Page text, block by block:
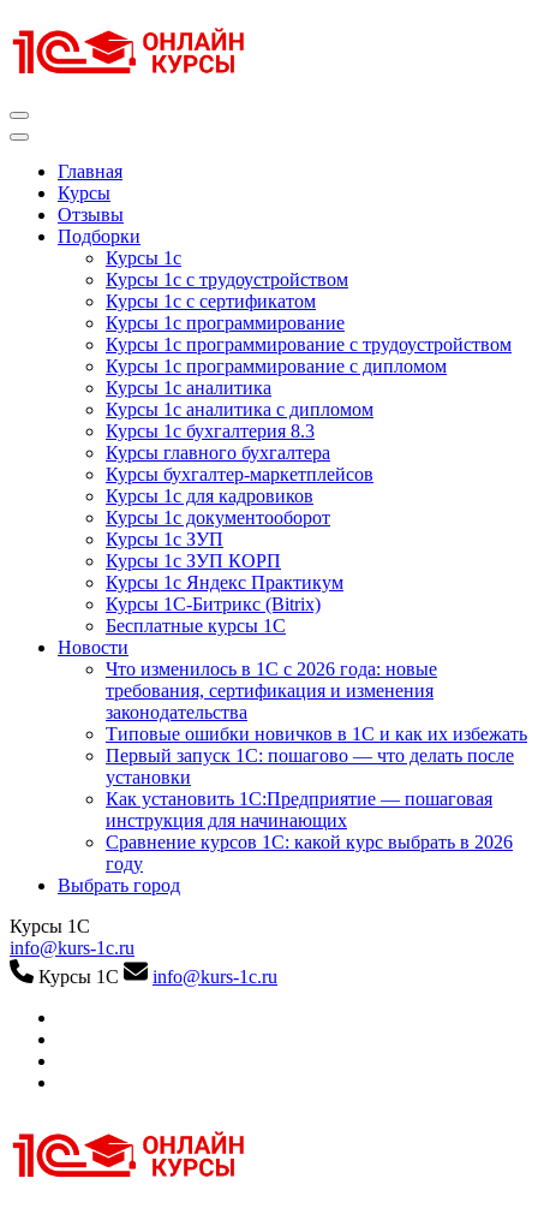
к
содержимому
Главная
Курсы
Отзывы
Подборки
Курсы 1с
Курсы 1с с трудоустройством
Курсы 1с с сертификатом
Курсы 1с программирование
Курсы 1с программирование с трудоустройством
Курсы 1с программирование с дипломом
Курсы 1с аналитика
Курсы 1с аналитика с дипломом
Курсы 1с бухгалтерия 8.3
Курсы главного бухгалтера
Курсы бухгалтер-маркетплейсов
Курсы 1с для кадровиков
Курсы 1с документооборот
Курсы 1с ЗУП
Курсы 1с ЗУП КОРП
Курсы 1с Яндекс Практикум
Курсы 1С-Битрикс (Bitrix)
Бесплатные курсы 1С
Новости
Что изменилось в 1С с 2026 года: новые
требования, сертификация и изменения
законодательства
Типовые ошибки новичков в 1С и как их избежать
Первый запуск 1С: пошагово — что делать после
установки
Как установить 1С:Предприятие — пошаговая
инструкция для начинающих
Сравнение курсов 1С: какой курс выбрать в 2026
году
Выбрать город
Курсы 1С
info@kurs-1c.ru
Курсы 1С
info@kurs-1c.ru